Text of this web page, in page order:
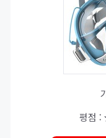
평점 :